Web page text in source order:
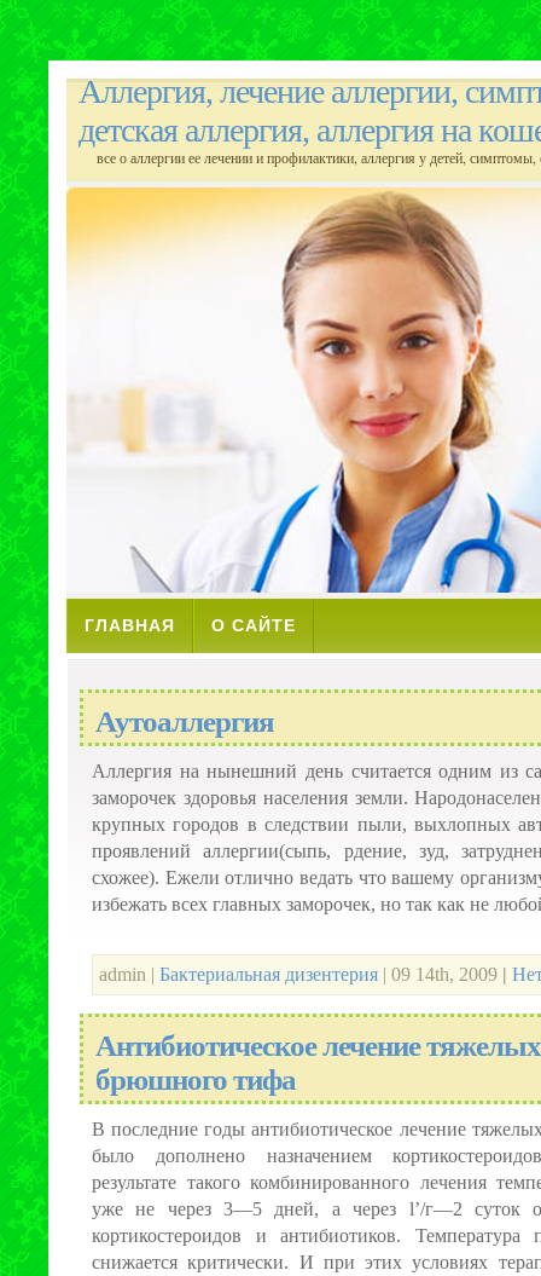
Аллергия, лечение аллергии,
детская аллергия, аллергия на
все о аллергии ее лечении и профилактики, аллергия у детей, симптомы,
ГЛАВНАЯ О САЙТЕ
Аутоаллергия
Аллергия на нынешний день считается одним из
заморочек здоровья населения земли.
крупных городов в следствии пыли, выхлопных
проявлений аллергии(сыпь, рдение, зуд,
схожее). Ежели отлично ведать что вашему
избежать всех главных заморочек, но так как не
admin | Бактериальная дизентерия | 09 14th, 2009 |
Антибиотическое лечение
брюшного тифа
В последние годы антибиотическое лечение
было дополнено назначением
результате такого комбинированного лечения
уже не через 3—5 дней, а через l’/г—2 суток
кортикостероидов и антибиотиков.
снижается критически. И при этих условиях